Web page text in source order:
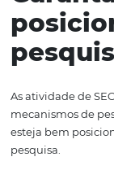
Tanto o
cliente quanto
ser conduzido
Nessa tarefa,